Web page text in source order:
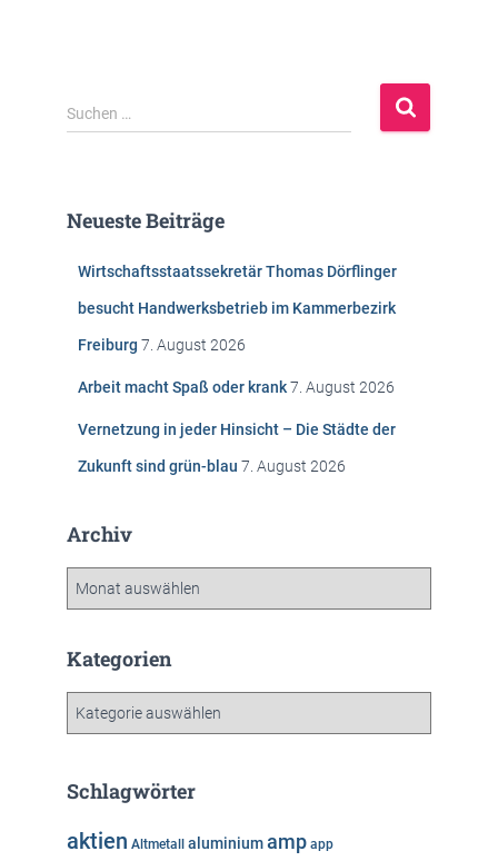
S
u
n
Suchen …
Neueste Beiträge
Wirtschaftsstaatssekretär Thomas Dörflinger
besucht Handwerksbetrieb im Kammerbezirk
Freiburg 7. August 2026
Arbeit macht Spaß oder krank7. August 2026
Vernetzung in jeder Hinsicht – Die Städte der
Zukunft sind grün-blau 7. August 2026
Archiv
h
Kategorien
g
r
Schlagwörter
aktien Altmetall aluminiumamp app